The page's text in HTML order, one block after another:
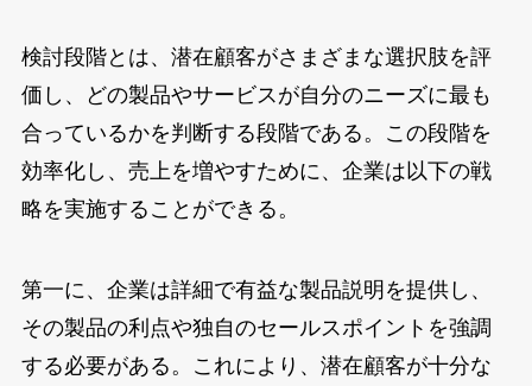
検討段階とは、潜在顧客がさまざまな選択肢を評
価し、どの製品やサービスが自分のニーズに最も
合っているかを判断する段階である。この段階を
効率化し、売上を増やすために、企業は以下の戦
略を実施することができる。
第一に、企業は詳細で有益な製品説明を提供し、
その製品の利点や独自のセールスポイントを強調
する必要がある。これにより、潜在顧客が十分な